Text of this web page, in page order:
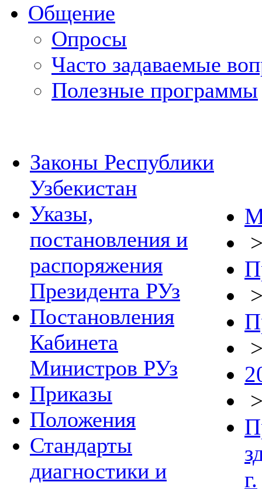
Общение
Опросы
Часто задаваемые
Полезные программы
Законы Республики
Узбекистан
Указы,
постановления и
распоряжения
Президента РУз
Постановления
Кабинета
Министров РУз
Приказы
Положения
Стандарты
диагностики и
г.